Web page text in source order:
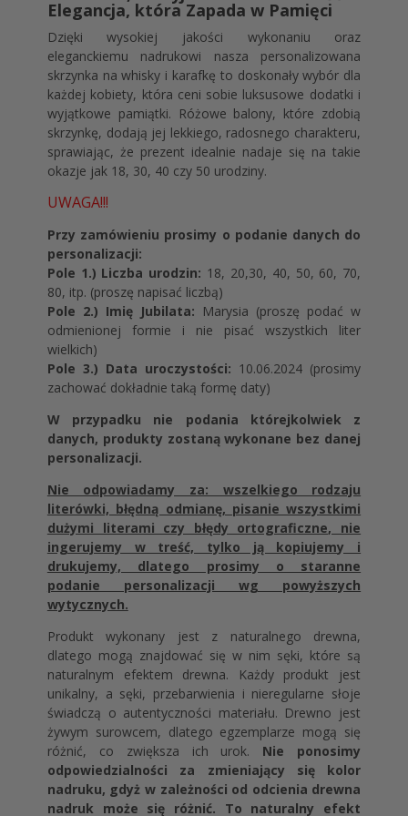
Elegancja, która Zapada w Pamięci
Dzięki wysokiej jakości wykonaniu oraz
eleganckiemu nadrukowi nasza personalizowana
skrzynka na whisky i karafkę to doskonały wybór dla
każdej kobiety, która ceni sobie luksusowe dodatki i
wyjątkowe pamiątki. Różowe balony, które zdobią
skrzynkę, dodają jej lekkiego, radosnego charakteru,
sprawiając, że prezent idealnie nadaje się na takie
okazje jak 18, 30, 40 czy 50 urodziny.
UWAGA!!!
Przy zamówieniu prosimy o podanie danych do
personalizacji:
Pole 1.) Liczba urodzin: 18, 20,30, 40, 50, 60, 70,
80, itp. (proszę napisać liczbą)
Pole 2.) Imię Jubilata: Marysia (proszę podać w
odmienionej formie i nie pisać wszystkich liter
wielkich)
Pole 3.) Data uroczystości: 10.06.2024 (prosimy
zachować dokładnie taką formę daty)
W przypadku nie podania którejkolwiek z
danych, produkty zostaną wykonane bez danej
personalizacji.
Nie odpowiadamy za: wszelkiego rodzaju
literówki, błędną odmianę, pisanie wszystkimi
dużymi literami czy błędy ortograficzne, nie
ingerujemy w treść, tylko ją kopiujemy i
drukujemy, dlatego prosimy o staranne
podanie personalizacji wg powyższych
wytycznych.
Produkt wykonany jest z naturalnego drewna,
dlatego mogą znajdować się w nim sęki, które są
naturalnym efektem drewna. Każdy produkt jest
unikalny, a sęki, przebarwienia i nieregularne słoje
świadczą o autentyczności materiału. Drewno jest
żywym surowcem, dlatego egzemplarze mogą się
różnić, co zwiększa ich urok. Nie ponosimy
odpowiedzialności za zmieniający się kolor
nadruku, gdyż w zależności od odcienia drewna
nadruk może się różnić. To naturalny efekt